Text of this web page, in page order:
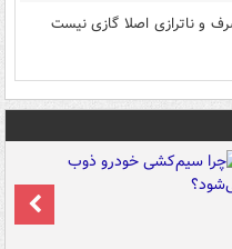
و ناترازی اصلا گازی نیست